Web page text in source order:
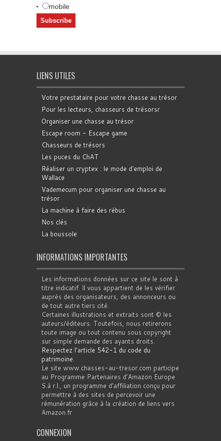
mobile
LIENS UTILES
Votre prestataire pour votre chasse au trésor
Pour les lecteurs, chasseurs de trésorsr
Organiser une chasse au trésor
Escape room - Escape game
Chasseurs de trésors
Les puces du ChAT
Réaliser un cryptex : le mode d'emploi de
Wallace
Vademecum pour organiser une chasse au
trésor
La machine à faire des rébus
Nos clés
La boussole
INFORMATIONS IMPORTANTES
Les informations données sur ce site le sont à
titre indicatif. Il vous appartient de les vérifier
auprès des organisateurs, des annonceurs ou
de tout autre tiers cité.
Certaines illustrations et extraits sont © les
auteurs/éditeurs. Toutefois, nous retirerons
toute image ou tout contenu sous copyright
sur simple demande des ayants droits.
Respectez l'article 542-1 du code du
patrimoine.
Le site www.chasses-au-tresor.com participe
au Programme Partenaires d’Amazon Europe
S.à r.l., un programme d’affiliation conçu pour
permettre à des sites de percevoir une
rémunération grâce à la création de liens vers
Amazon.fr
CONNEXION